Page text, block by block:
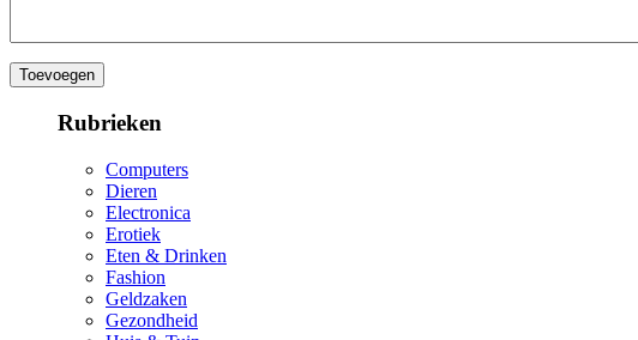
Rubrieken
Computers
Dieren
Electronica
Erotiek
Eten & Drinken
Fashion
Geldzaken
Gezondheid